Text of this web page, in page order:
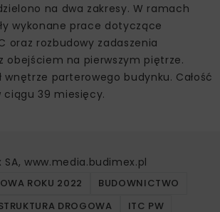
na dwa zakresy. W ramach
wykonane prace dotyczące
oraz rozbudowy zadaszenia
obejściem na pierwszym piętrze.
wnętrze parterowego budynku. Całość
ciągu 39 miesięcy.
SA, www.media.budimex.pl
ROKU 2022
BUDOWNICTWO
DROGOWA
ITC PW